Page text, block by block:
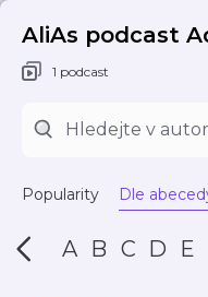
AliAs podcast
1 podcast
Popularity Dle
A B C D E